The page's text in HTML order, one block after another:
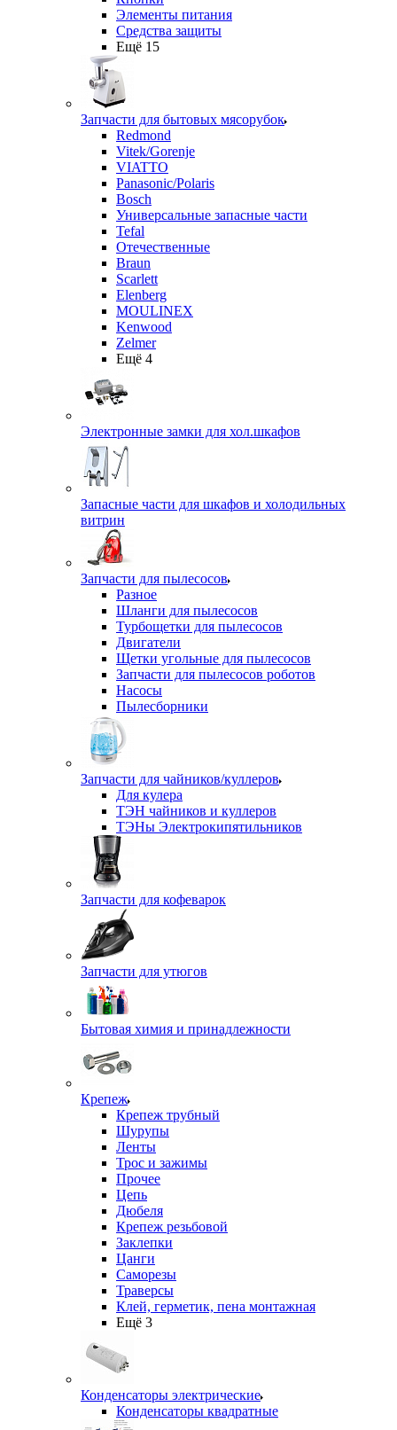
Элементы питания
Средства защиты
Ещё 15
Запчасти для бытовых мясорубок
Redmond
Vitek/Gorenje
VIATTO
Panasonic/Polaris
Bosch
Универсальные запасные части
Tefal
Отечественные
Braun
Scarlett
Elenberg
MOULINEX
Kenwood
Zelmer
Ещё 4
Электронные замки для хол.шкафов
Запасные части для шкафов и холодильных
витрин
Запчасти для пылесосов
Разное
Шланги для пылесосов
Турбощетки для пылесосов
Двигатели
Щетки угольные для пылесосов
Запчасти для пылесосов роботов
Насосы
Пылесборники
Запчасти для чайников/куллеров
Для кулера
ТЭН чайников и куллеров
ТЭНы Электрокипятильников
Запчасти для кофеварок
Запчасти для утюгов
Бытовая химия и принадлежности
Крепеж
Крепеж трубный
Шурупы
Ленты
Трос и зажимы
Прочее
Цепь
Дюбеля
Крепеж резьбовой
Заклепки
Цанги
Саморезы
Траверсы
Клей, герметик, пена монтажная
Ещё 3
Конденсаторы электрические
Конденсаторы квадратные